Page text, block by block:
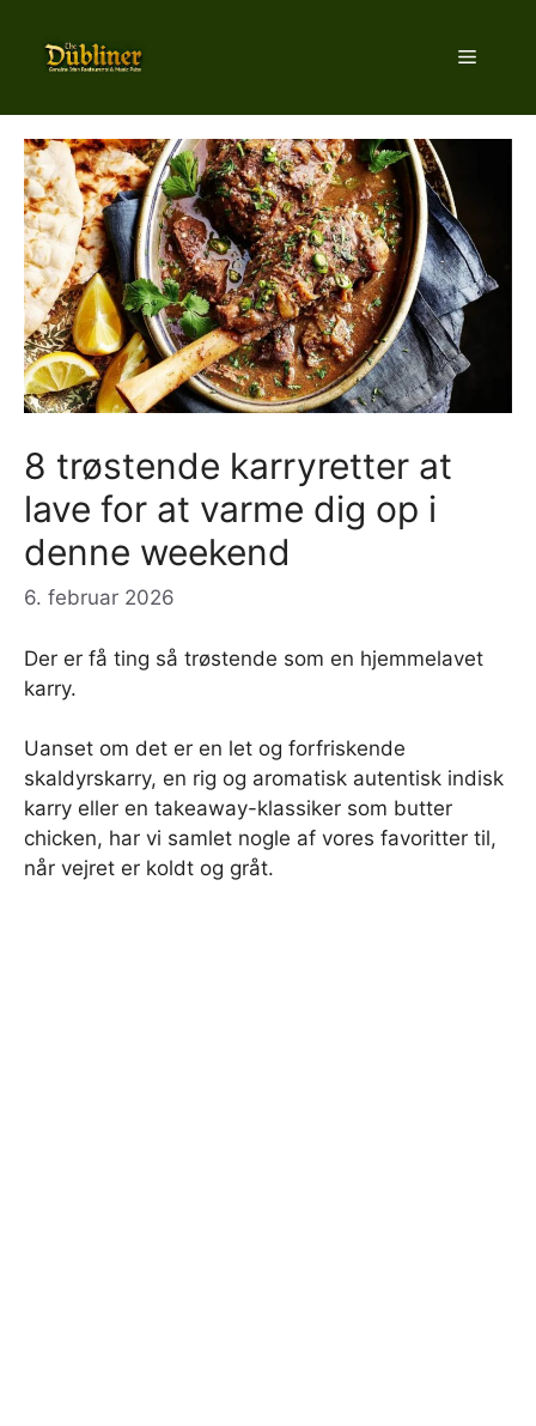
indhold
Menu
8 trøstende karryretter at
lave for at varme dig op i
denne weekend
6. februar 2026
Der er få ting så trøstende som en hjemmelavet
karry.
Uanset om det er en let og forfriskende
skaldyrskarry, en rig og aromatisk autentisk indisk
karry eller en takeaway-klassiker som butter
chicken, har vi samlet nogle af vores favoritter til,
når vejret er koldt og gråt.